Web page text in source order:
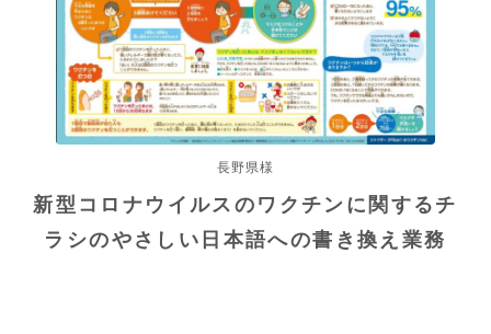
長野県様
新型コロナウイルスのワクチンに関するチ
ラシのやさしい日本語への書き換え業務